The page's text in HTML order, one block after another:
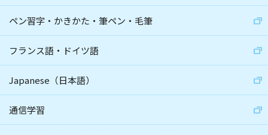
ペン習字・かきかた・筆ペン・毛筆
フランス語・ドイツ語
Japanese（日本語）
通信学習